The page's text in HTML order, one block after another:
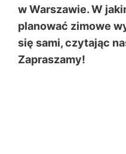
w Warszawie. W
planować zimowe
się sami, czytając
Zapraszamy!